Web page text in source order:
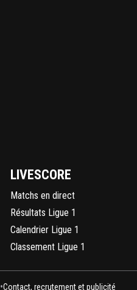
LIVESCORE
Matchs en direct
Résultats Ligue 1
Calendrier Ligue 1
Classement Ligue 1
•Contact, recrutement et publicité